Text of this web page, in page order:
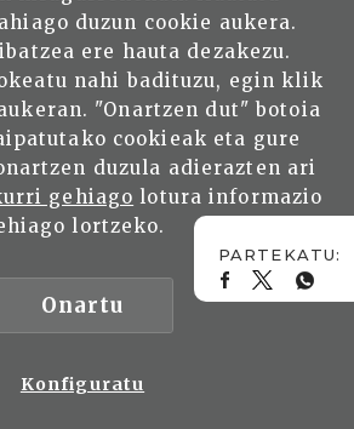
HARPIDETU
ZER IKUSIA DUEN
BAT DAUKAZU?
hartu! Bidali zure
artikulua
duzun cookie aukera.
ere hauta dezakezu.
nahi badituzu, egin klik
"Onartzen dut" botoia
cookieak eta gure
duzula adierazten ari
gehiago lotura informazio
lortzeko.
Onartu
Konfiguratu